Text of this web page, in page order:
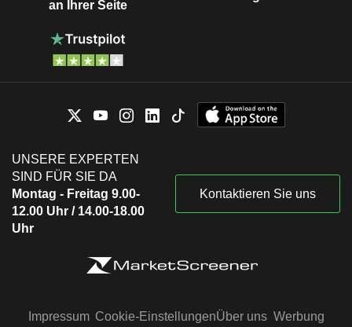
an Ihrer Seite
UNSERE EXPERTEN
SIND FÜR SIE DA
Montag - Freitag 9.00-
12.00 Uhr / 14.00-18.00
Uhr
Kontaktieren Sie uns
Impressum Cookie-EinstellungenÜber uns Werbung